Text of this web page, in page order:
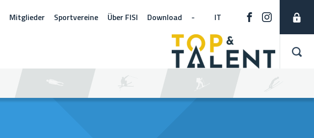
Mitglieder Sportvereine Über FISI Download - IT